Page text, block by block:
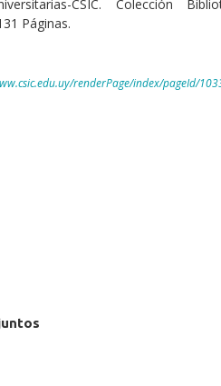
CSIC. Colección
Páginas.
renderPage/index/pageId/